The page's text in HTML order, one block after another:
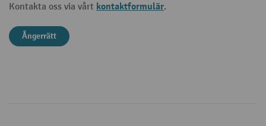
Kontakta oss via vårt kontaktformulär.
Ångerrätt